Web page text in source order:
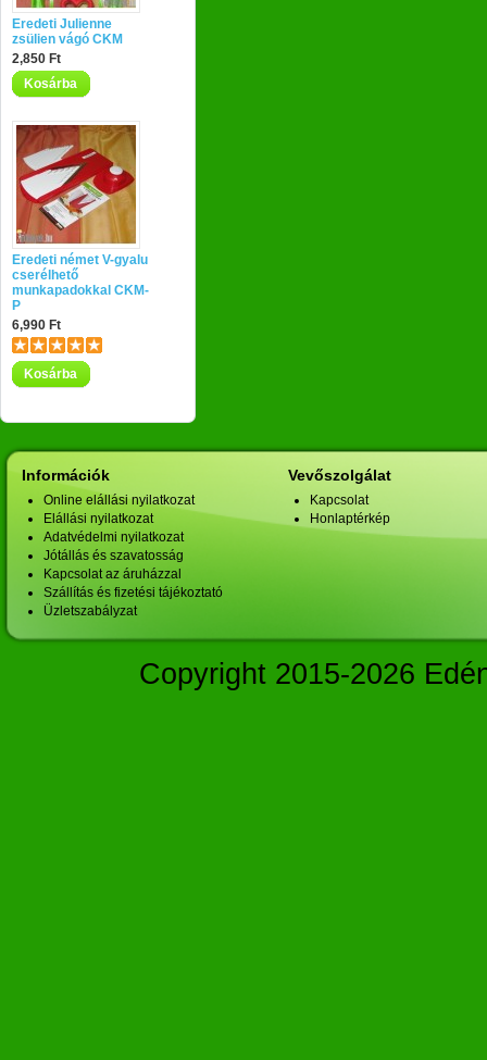
Eredeti Julienne
zsülien vágó CKM
2,850 Ft
Kosárba
Eredeti német V-gyalu
cserélhető
munkapadokkal CKM-
P
6,990 Ft
Kosárba
Információk
Online elállási nyilatkozat
Elállási nyilatkozat
Adatvédelmi nyilatkozat
Jótállás és szavatosság
Kapcsolat az áruházzal
Szállítás és fizetési tájékoztató
Üzletszabályzat
Vevőszolgálat
Kapcsolat
Honlaptérkép
Copyright 2015-2026